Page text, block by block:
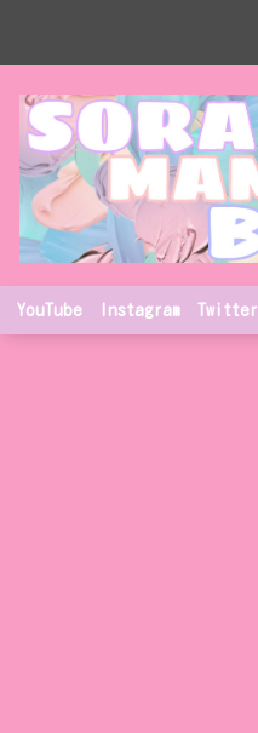
YouTube Instagram Twitter